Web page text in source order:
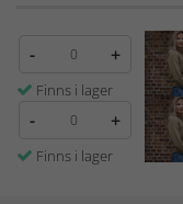
- +
Finns i lager
- +
Finns i lager